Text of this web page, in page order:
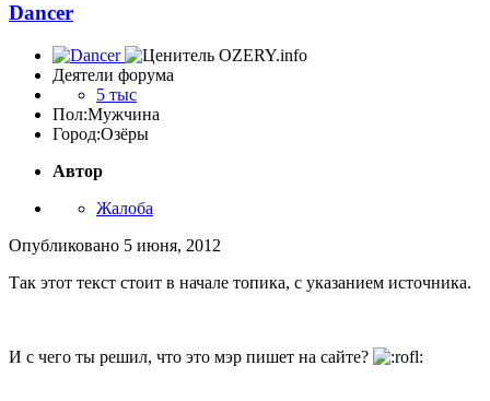
Dancer
Деятели форума
5 тыс
Пол:Мужчина
Город:Озёры
Автор
Жалоба
Опубликовано 5 июня, 2012
Так этот текст стоит в начале топика, с указанием источника.
И с чего ты решил, что это мэр пишет на сайте?